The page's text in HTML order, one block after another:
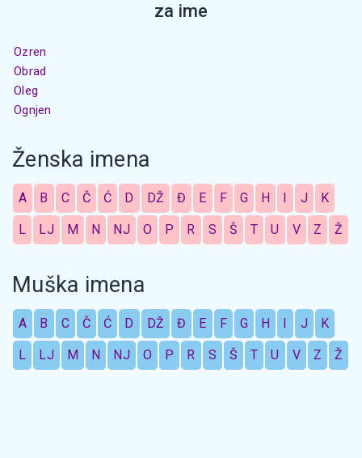
za ime
Ozren
Obrad
Oleg
Ognjen
Ženska imena
A B C Č Ć D DŽ Đ E F G H I J K
L LJ M N NJ O P R S Š T U V Z Ž
Muška imena
A B C Č Ć D DŽ Đ E F G H I J K
L LJ M N NJ O P R S Š T U V Z Ž